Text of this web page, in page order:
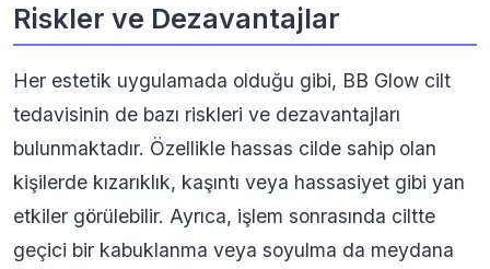
Riskler ve Dezavantajlar
Her estetik uygulamada olduğu gibi, BB Glow cilt
tedavisinin de bazı riskleri ve dezavantajları
bulunmaktadır. Özellikle hassas cilde sahip olan
kişilerde kızarıklık, kaşıntı veya hassasiyet gibi yan
etkiler görülebilir. Ayrıca, işlem sonrasında ciltte
geçici bir kabuklanma veya soyulma da meydana